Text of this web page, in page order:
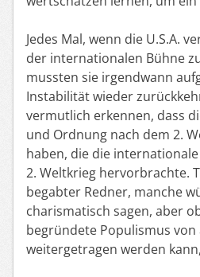
Jedes Mal, wenn die U.S.A.
der internationalen Bühne
mussten sie irgendwann
Instabilität wieder
vermutlich erkennen, dass
und Ordnung nach dem 2.
haben, die die
2. Weltkrieg hervorbrachte.
begabter Redner, manche
charismatisch sagen, aber
begründete Populismus von
weitergetragen werden